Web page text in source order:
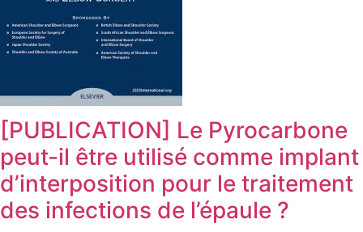
[PUBLICATION] Le Pyrocarbone
peut-il être utilisé comme implant
d’interposition pour le traitement
des infections de l’épaule ?